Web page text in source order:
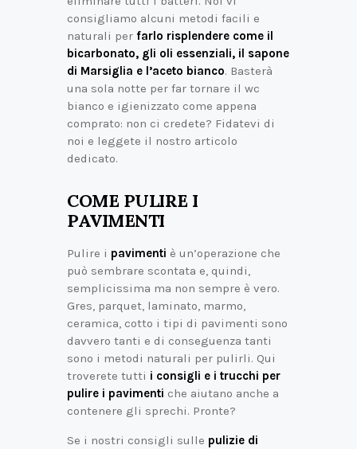
consigliamo alcuni metodi facili e
naturali per farlo risplendere come il
bicarbonato, gli oli essenziali, il sapone
di Marsiglia e l’aceto bianco. Basterà
una sola notte per far tornare il wc
bianco e igienizzato come appena
comprato: non ci credete? Fidatevi di
noi e leggete il nostro articolo
dedicato.
COME PULIRE I
PAVIMENTI
Pulire i pavimenti è un’operazione che
può sembrare scontata e, quindi,
semplicissima ma non sempre è vero.
Gres, parquet, laminato, marmo,
ceramica, cotto i tipi di pavimenti sono
davvero tanti e di conseguenza tanti
sono i metodi naturali per pulirli. Qui
troverete tutti i consigli e i trucchi per
pulire i pavimenti che aiutano anche a
contenere gli sprechi. Pronte?
Se i nostri consigli sulle pulizie di